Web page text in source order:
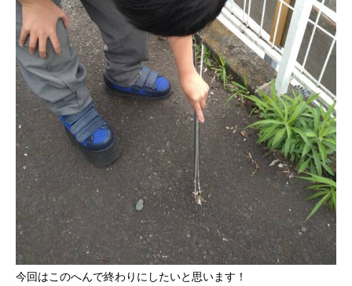
今回はこのへんで終わりにしたいと思います！